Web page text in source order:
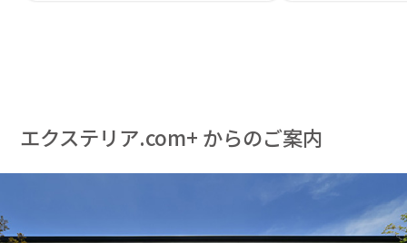
エクステリア.com+ からのご案内